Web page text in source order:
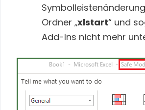
Ordner „xlstart“ und
Add-Ins nicht mehr